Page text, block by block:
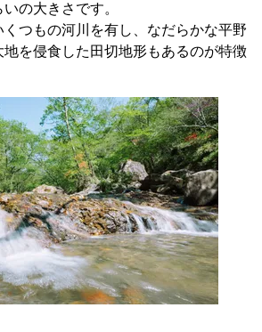
の大きさです。
つもの河川を有し、なだらかな平野
を侵食した田切地形もあるのが特徴